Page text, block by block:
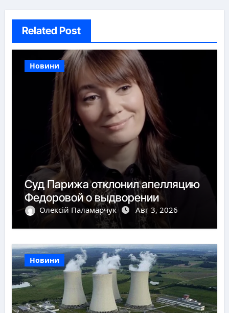
Related Post
Новини
Суд Парижа отклонил апелляцию
Федоровой о выдворении
Олексій Паламарчук Авг 3, 2026
Новини